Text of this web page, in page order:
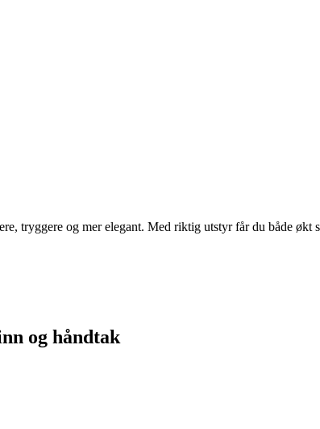
tryggere og mer elegant. Med riktig utstyr får du både
og håndtak